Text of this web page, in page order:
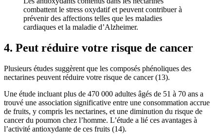
combattent le stress oxydatif et peuvent contribuer à
prévenir des affections telles que les maladies
cardiaques et la maladie d’Alzheimer.
4. Peut réduire votre risque de cancer
Plusieurs études suggèrent que les composés phénoliques des
nectarines peuvent réduire votre risque de cancer (13).
Une étude incluant plus de 470 000 adultes âgés de 51 à 70 ans a
trouvé une association significative entre une consommation accrue
de fruits, y compris les nectarines, et une diminution du risque de
cancer du poumon chez l’homme. L’étude a lié ces avantages à
l’activité antioxydante de ces fruits (14).